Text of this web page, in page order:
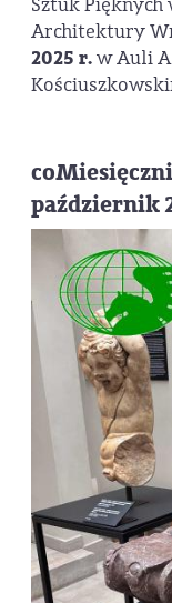
Sztuk Pięknych
Architektury
2025 r.w Auli
październik